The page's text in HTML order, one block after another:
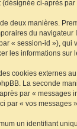
ci-après
deux manières.
du
« session-id »),
les informations
cookies externes
La seconde
par « messages
par « vos messages
un identifiant